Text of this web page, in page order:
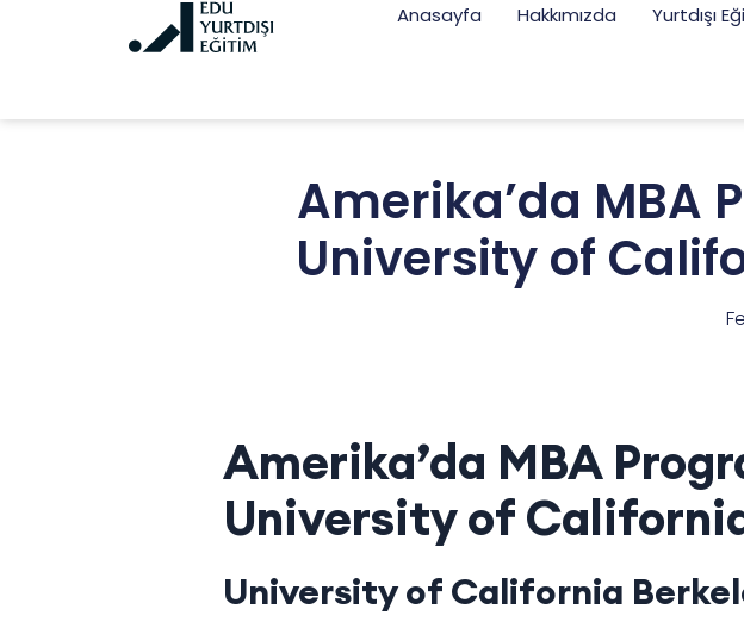
Anasayfa Hakkımızda Yurtdışı
Amerika’da MBA
University of
Amerika’da MBA
University of
University of California